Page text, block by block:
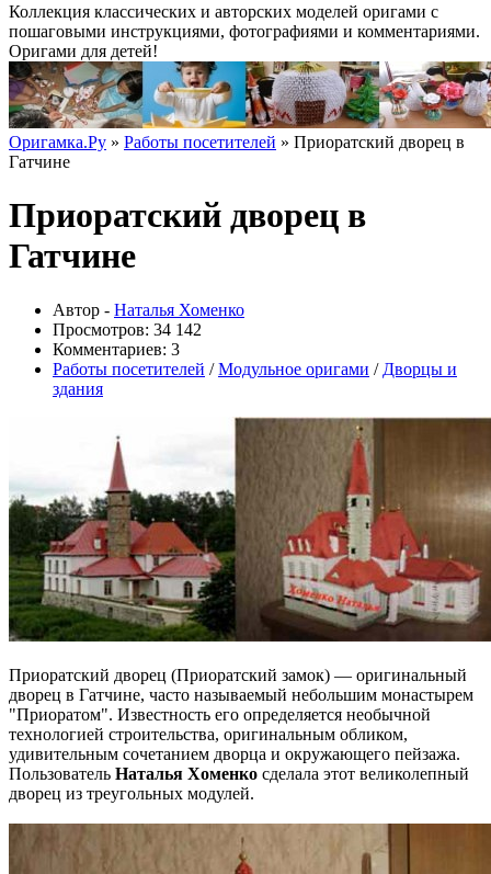
Коллекция классических и авторских моделей оригами с
пошаговыми инструкциями, фотографиями и комментариями.
Оригами для детей!
Оригамка.Ру » Работы посетителей » Приоратский дворец в
Гатчине
Приоратский дворец в
Гатчине
Автор - Наталья Хоменко
Просмотров: 34 142
Комментариев: 3
Работы посетителей /Модульное оригами / Дворцы и
здания
Приоратский дворец (Приоратский замок) — оригинальный
дворец в Гатчине, часто называемый небольшим монастырем
"Приоратом". Известность его определяется необычной
технологией строительства, оригинальным обликом,
удивительным сочетанием дворца и окружающего пейзажа.
Пользователь Наталья Хоменко сделала этот великолепный
дворец из треугольных модулей.